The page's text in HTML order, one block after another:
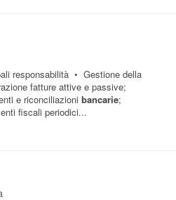
responsabilità • Gestione della
fatture attive e passive;
e riconciliazioni bancarie;
fiscali periodici...